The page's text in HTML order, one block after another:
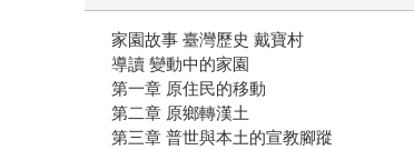
家園故事 臺灣歷史 戴寶村
導讀 變動中的家園
第一章 原住民的移動
第二章 原鄉轉漢土
第三章 普世與本土的宣教腳蹤